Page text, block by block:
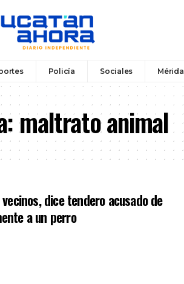
Policía Sociales Mérida
maltrato animal
dice tendero acusado de
a un perro